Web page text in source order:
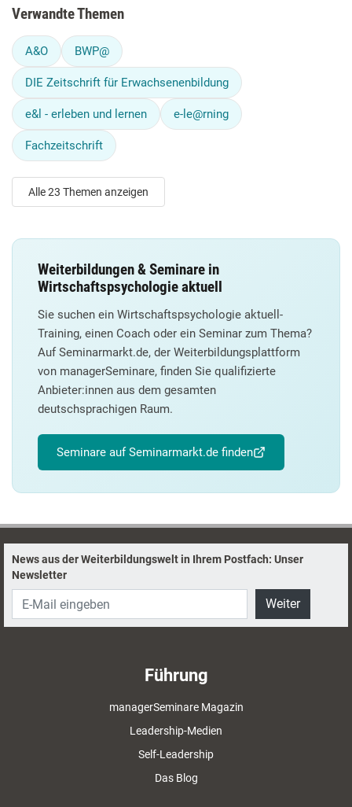
Verwandte Themen
A&O BWP@
DIE Zeitschrift für Erwachsenenbildung
e&l - erleben und lernen e-le@rning
Fachzeitschrift
Alle 23 Themen anzeigen
Weiterbildungen & Seminare in
Wirtschaftspsychologie aktuell
Sie suchen ein Wirtschaftspsychologie aktuell-
Training, einen Coach oder ein Seminar zum Thema?
Auf Seminarmarkt.de, der Weiterbildungsplattform
von managerSeminare, finden Sie qualifizierte
Anbieter:innen aus dem gesamten
deutschsprachigen Raum.
Seminare auf Seminarmarkt.de finden
News aus der Weiterbildungswelt in Ihrem Postfach: Unser
Newsletter
Weiter
Führung
managerSeminare Magazin
Leadership-Medien
Self-Leadership
Das Blog